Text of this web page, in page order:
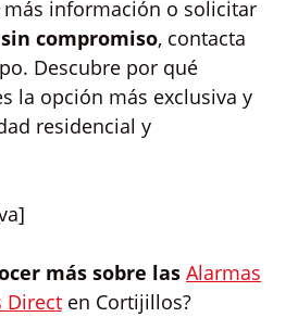
más información o solicitar
compromiso, contacta
Descubre por qué
la opción más exclusiva y
residencial y
más sobre las Alarmas
Directen Cortijillos?